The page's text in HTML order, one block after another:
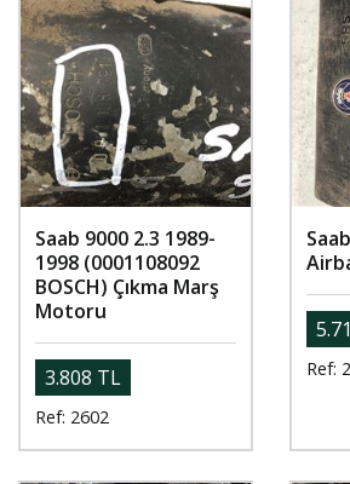
Saab 9000 2.3 1989-
1998 (0001108092
BOSCH) Çıkma Marş
Motoru
3.808 TL
Ref: 2602
Ref: